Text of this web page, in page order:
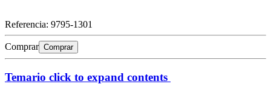
Referencia: 9795-1301
Comprar Comprar
Temario click to expand contents